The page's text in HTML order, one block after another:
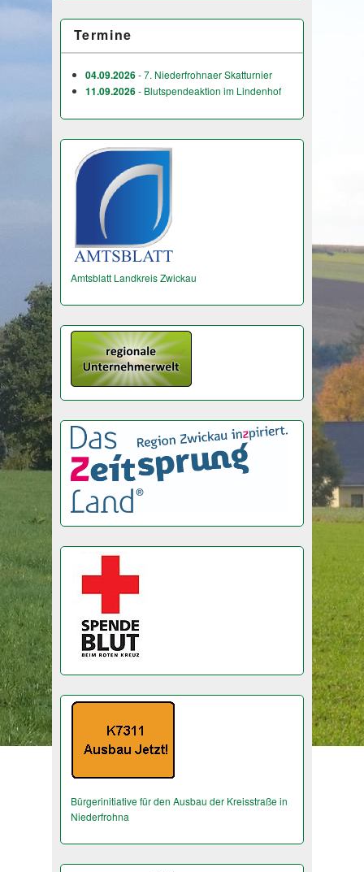
Termine
04.09.2026- 7. Niederfrohnaer Skatturnier
11.09.2026- Blutspendeaktion im Lindenhof
Amtsblatt Landkreis Zwickau
Bürgerinitiative für den Ausbau der Kreisstraße in
Niederfrohna